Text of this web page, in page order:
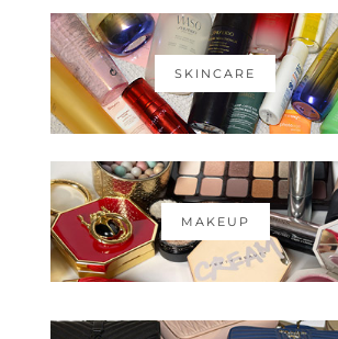
SKINCARE
MAKEUP